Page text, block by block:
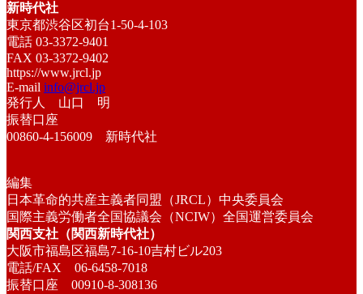
新時代社
東京都渋谷区初台1-50-4-103
電話 03-3372-9401
FAX 03-3372-9402
https://www.jrcl.jp
E-mail info@jrcl.jp
発行人 山口 明
振替口座
00860-4-156009 新時代社
編集
日本革命的共産主義者同盟（JRCL）中央委員会
国際主義労働者全国協議会（NCIW）全国運営委員会
関西支社（関西新時代社）
大阪市福島区福島7-16-10吉村ビル203
電話/FAX 06-6458-7018
振替口座 00910-8-308136